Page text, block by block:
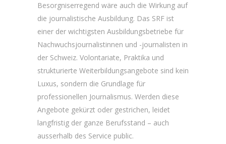
Besorgniserregend wäre auch die Wirkung auf
die journalistische Ausbildung. Das SRF ist
einer der wichtigsten Ausbildungsbetriebe für
Nachwuchsjournalistinnen und -journalisten in
der Schweiz. Volontariate, Praktika und
strukturierte Weiterbildungsangebote sind kein
Luxus, sondern die Grundlage für
professionellen Journalismus. Werden diese
Angebote gekürzt oder gestrichen, leidet
langfristig der ganze Berufsstand – auch
ausserhalb des Service public.